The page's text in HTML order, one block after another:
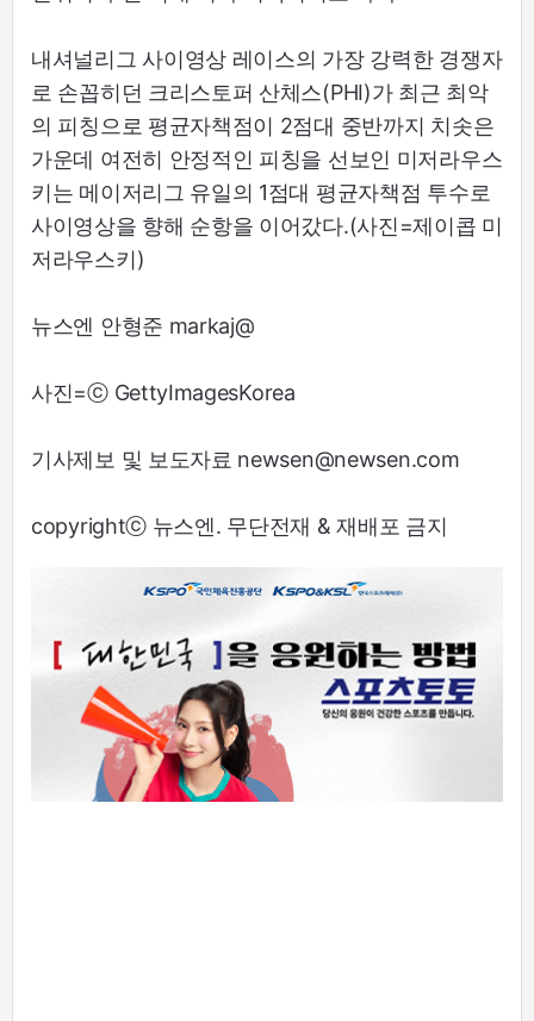
내셔널리그 사이영상 레이스의 가장 강력한 경쟁자
로 손꼽히던 크리스토퍼 산체스(PHI)가 최근 최악
의 피칭으로 평균자책점이 2점대 중반까지 치솟은
가운데 여전히 안정적인 피칭을 선보인 미저라우스
키는 메이저리그 유일의 1점대 평균자책점 투수로
사이영상을 향해 순항을 이어갔다.(사진=제이콥 미
저라우스키)
뉴스엔 안형준 markaj@
사진=ⓒ GettyImagesKorea
기사제보 및 보도자료 newsen@newsen.com
copyrightⓒ 뉴스엔. 무단전재 & 재배포 금지